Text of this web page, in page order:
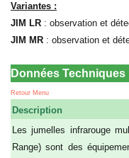
Variantes :
JIM LR : observation et
JIM MR : observation et
Données Techniques
Retour Menu
Description
Les jumelles infrarouge
Range) sont des